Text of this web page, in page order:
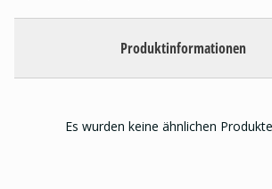
Produktinformationen
Es wurden keine ähnlichen